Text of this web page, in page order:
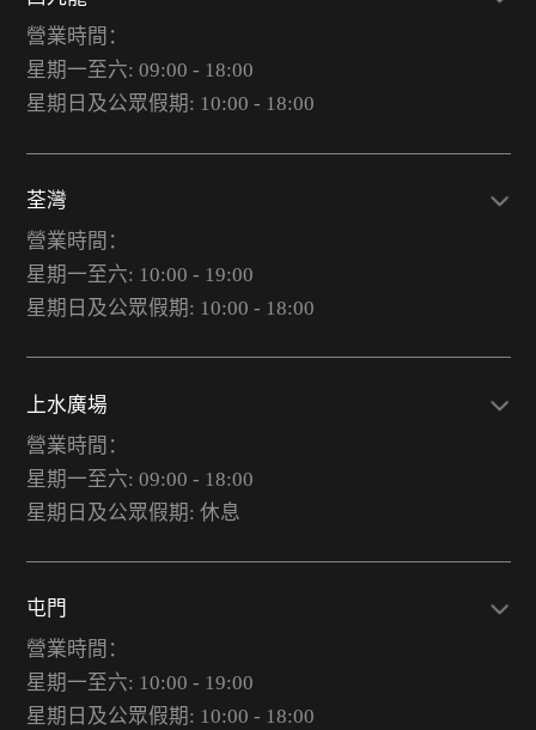
營業時間：
星期一至六: 09:00 - 18:00
星期日及公眾假期: 10:00 - 18:00
荃灣
營業時間：
星期一至六: 10:00 - 19:00
星期日及公眾假期: 10:00 - 18:00
上水廣場
營業時間：
星期一至六: 09:00 - 18:00
星期日及公眾假期: 休息
屯門
營業時間：
星期一至六: 10:00 - 19:00
星期日及公眾假期: 10:00 - 18:00